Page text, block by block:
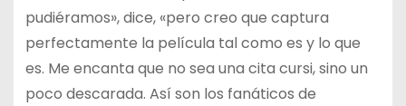
pudiéramos», dice, «pero creo que captura
perfectamente la película tal como es y lo que
es. Me encanta que no sea una cita cursi, sino un
poco descarada. Así son los fanáticos de